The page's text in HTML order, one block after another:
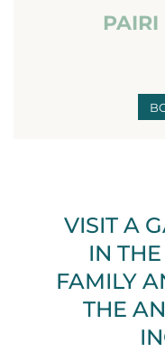
VISIT A
IN
FAMILY
THE